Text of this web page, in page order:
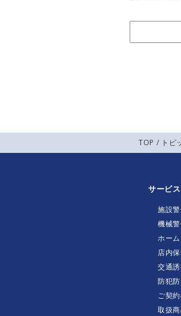
TOP / トピ
サービ
施設
機械
ホー
店内
交通
防犯
ご契
取扱